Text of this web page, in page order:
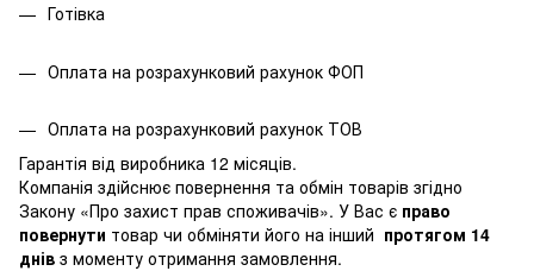
Готівка
Оплата на розрахунковий рахунок ФОП
Оплата на розрахунковий рахунок ТОВ
Гарантія від виробника 12 місяців.
Компанія здійснює повернення та обмін товарів згідно
Закону «Про захист прав споживачів». У Вас є право
повернути товар чи обміняти його на інший протягом 14
днів з моменту отримання замовлення.